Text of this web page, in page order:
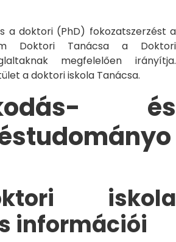
a doktori (PhD) fokozatszerzést a
Doktori Tanácsa a Doktori
megfelelően irányítja.
a doktori iskola Tanácsa.
és
iskola
információi